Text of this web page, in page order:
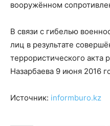
вооружённом
В связи с гибелью
лиц в результате
террористического акта
Назарбаева 9 июня 2016
Источник: informburo.kz